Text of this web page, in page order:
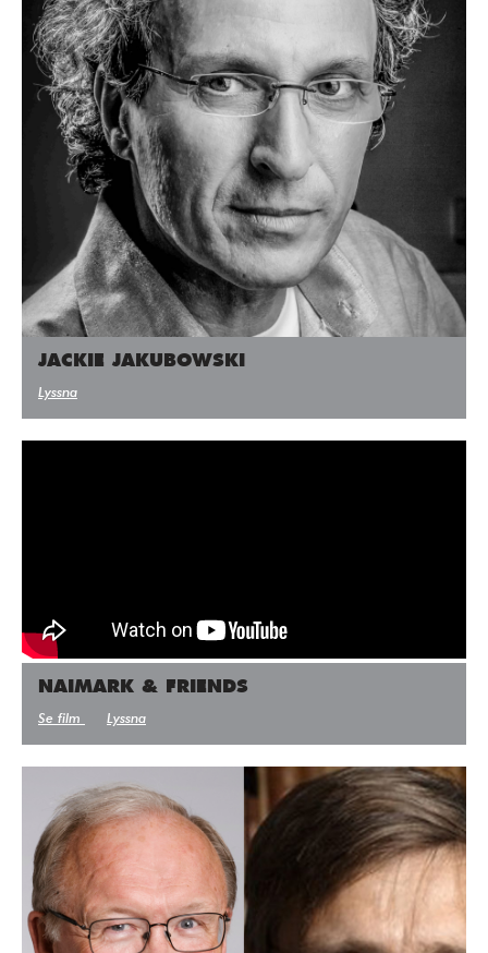
JACKIE JAKUBOWSKI
Lyssna
NAIMARK & FRIENDS
Se film Lyssna